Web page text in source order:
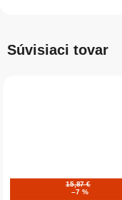
Súvisiaci tovar
15,87 €
–7 %